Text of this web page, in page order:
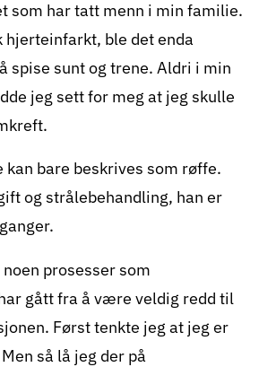
som har tatt menn i min familie.
hjerteinfarkt, ble det enda
spise sunt og trene. Aldri i min
jeg sett for meg at jeg skulle
kan bare beskrives som røffe.
og strålebehandling, han er
prosesser som
gått fra å være veldig redd til
Først tenkte jeg at jeg er
så lå jeg der på